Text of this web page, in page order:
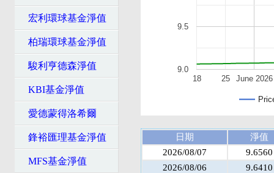
宏利環球基金淨值
柏瑞環球基金淨值
駿利亨德森淨值
KBI基金淨值
愛德蒙得洛希爾
鋒裕匯理基金淨值
MFS基金淨值
June 2026
18 25
9.0
9.5
日期
淨值
2026/08/07
9.6560
2026/08/06
9.6410